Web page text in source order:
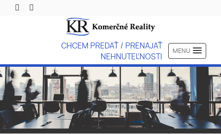
CHCEM PREDAŤ / PRENAJAŤ
NEHNUTEĽNOSTI
MENU